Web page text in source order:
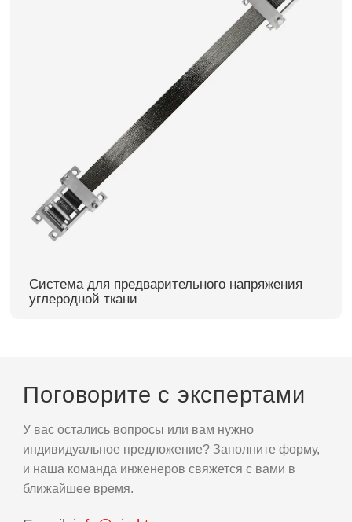
Система для предварительного напряжения
углеродной ткани
Поговорите с экспертами
У вас остались вопросы или вам нужно
индивидуальное предложение? Заполните форму,
и наша команда инженеров свяжется с вами в
ближайшее время.